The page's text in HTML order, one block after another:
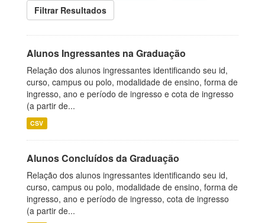
Filtrar Resultados
Alunos Ingressantes na Graduação
Relação dos alunos ingressantes identificando seu id,
curso, campus ou polo, modalidade de ensino, forma de
ingresso, ano e período de ingresso e cota de ingresso
(a partir de...
CSV
Alunos Concluídos da Graduação
Relação dos alunos ingressantes identificando seu id,
curso, campus ou polo, modalidade de ensino, forma de
ingresso, ano e período de ingresso, cota de ingresso
(a partir de...